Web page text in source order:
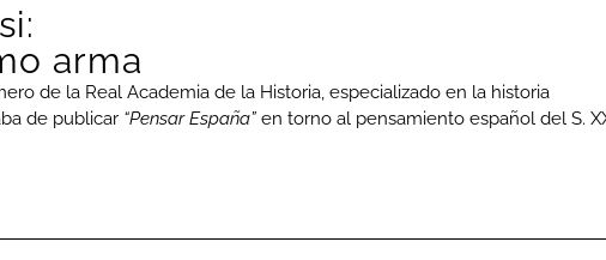
arma
de la Real Academia de la Historia, especializado en la historia
de publicar “Pensar España” en torno al pensamiento español del S.